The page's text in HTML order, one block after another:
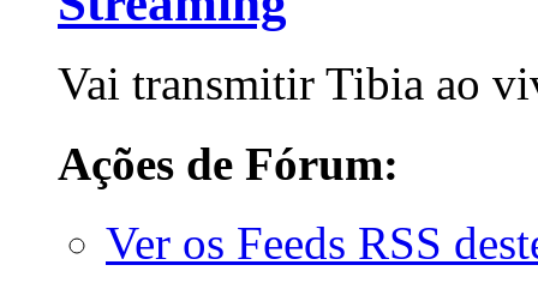
Vai transmitir Tibia ao
Ações de Fórum:
Ver os Feeds RSS